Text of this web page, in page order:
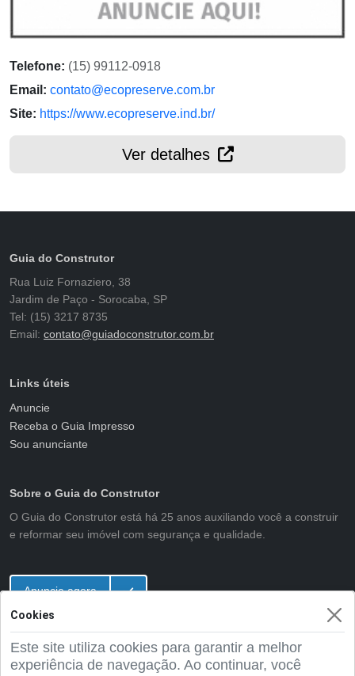
Telefone: (15) 99112-0918
Email: contato@ecopreserve.com.br
Site: https://www.ecopreserve.ind.br/
Ver detalhes
Guia do Construtor
Rua Luiz Fornaziero, 38
Jardim de Paço - Sorocaba, SP
Tel: (15) 3217 8735
Email: contato@guiadoconstrutor.com.br
Links úteis
Anuncie
Receba o Guia Impresso
Sou anunciante
Sobre o Guia do Construtor
O Guia do Construtor está há 25 anos auxiliando você a construir
e reformar seu imóvel com segurança e qualidade.
Anuncie agora
2001 - 2026 Guia do Construtor
Cookies
Este site utiliza cookies para garantir a melhor
experiência de navegação. Ao continuar, você